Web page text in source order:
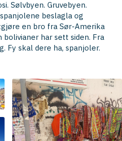
Sølvbyen. Gruvebyen.
beslagla og
en bro fra Sør-Amerika
bolivianer har sett siden. Fra
Fy skal dere ha, spanjoler.